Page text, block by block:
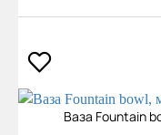
Ваза Fountain